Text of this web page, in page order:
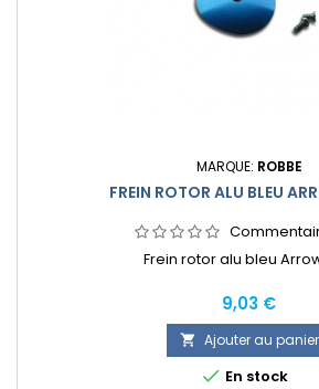
MARQUE: ROBBE
FREIN ROTOR ALU BLEU
Frein rotor alu bleu
Prix
9,03 €
 Ajouter au panier
 En stock